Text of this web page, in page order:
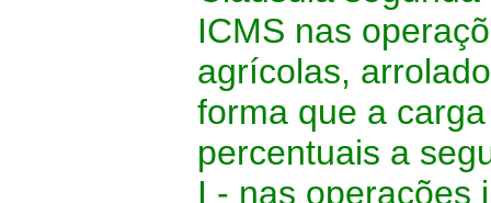
ICMS nas
agrícolas,
forma que a
percentuais a
I - nas operações